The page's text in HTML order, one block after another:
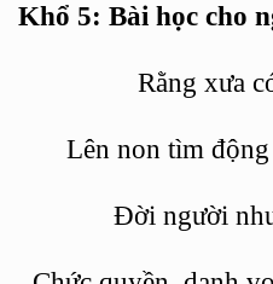
Khổ 5: Bài học cho
Rằng xưa
Lên non tìm động
Đời người